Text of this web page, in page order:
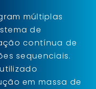
múltiplas
de
contínua de
sequenciais.
em massa de